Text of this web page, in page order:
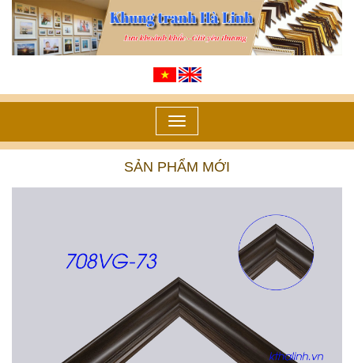
Toggle
navigation
SẢN PHẨM MỚI